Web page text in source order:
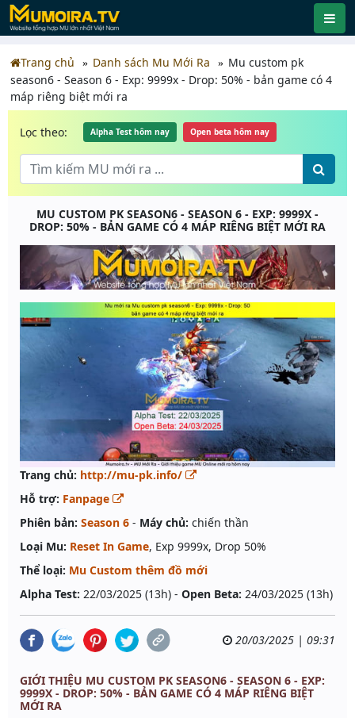
Trang chủ Danh sách Mu Mới Ra
Mu custom pk
season6 - Season 6 - Exp: 9999x - Drop: 50% - bản game có 4
máp riêng biệt mới ra
Lọc theo: Alpha Test hôm nay Open beta hôm nay
MU CUSTOM PK SEASON6 - SEASON 6 - EXP: 9999X -
DROP: 50% - BẢN GAME CÓ 4 MÁP RIÊNG BIỆT MỚI RA
Trang chủ: http://mu-pk.info/
Hỗ trợ: Fanpage
Phiên bản: Season 6 - Máy chủ: chiến thần
Loại Mu: Reset In Game, Exp 9999x, Drop 50%
Thể loại: Mu Custom thêm đồ mới
Alpha Test: 22/03/2025 (13h) - Open Beta: 24/03/2025 (13h)
20/03/2025 | 09:31
GIỚI THIỆU MU CUSTOM PK SEASON6 - SEASON 6 - EXP:
9999X - DROP: 50% - BẢN GAME CÓ 4 MÁP RIÊNG BIỆT
MỚI RA